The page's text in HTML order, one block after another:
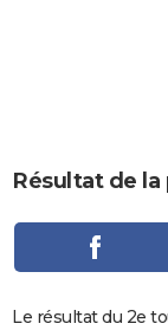
CARTE DE VOEUX
DICTIONNAIRE
Dictionnaire
Biographies
Expressions
Proverbes
PROGRAMME TV
COPAINS D'AVANT
Résultat de
Le résultat du 2e